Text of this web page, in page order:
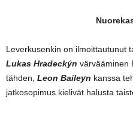
Leverkusenkin on ilmoittautunut
Lukas Hradeckýn värvääminen
tähden, Leon Baileyn kanssa
jatkosopimus kielivät halusta